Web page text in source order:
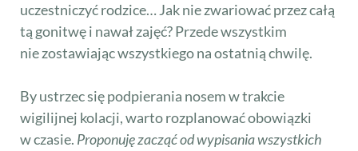
uczestniczyć rodzice… Jak nie zwariować przez całą
tą gonitwę i nawał zajęć? Przede wszystkim
nie zostawiając wszystkiego na ostatnią chwilę.
By ustrzec się podpierania nosem w trakcie
wigilijnej kolacji, warto rozplanować obowiązki
w czasie. Proponuję zacząć od wypisania wszystkich